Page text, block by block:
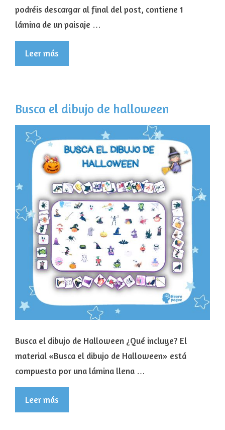
podréis descargar al final del post, contiene 1
lámina de un paisaje …
Leer más
Busca el dibujo de halloween
Busca el dibujo de Halloween ¿Qué incluye? El
material «Busca el dibujo de Halloween» está
compuesto por una lámina llena …
Leer más